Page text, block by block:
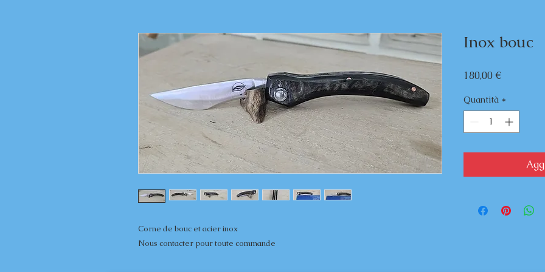
Corne de bouc et acier inox
Nous contacter pour toute commande
Inox bouc
180,00 €
Quantità *